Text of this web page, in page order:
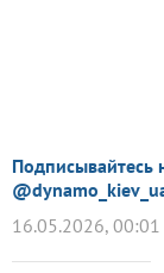
Подписывайтесь
16.05.2026, 00:01